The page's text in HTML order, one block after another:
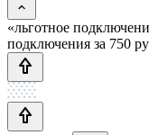
«льготное
подключения за 750